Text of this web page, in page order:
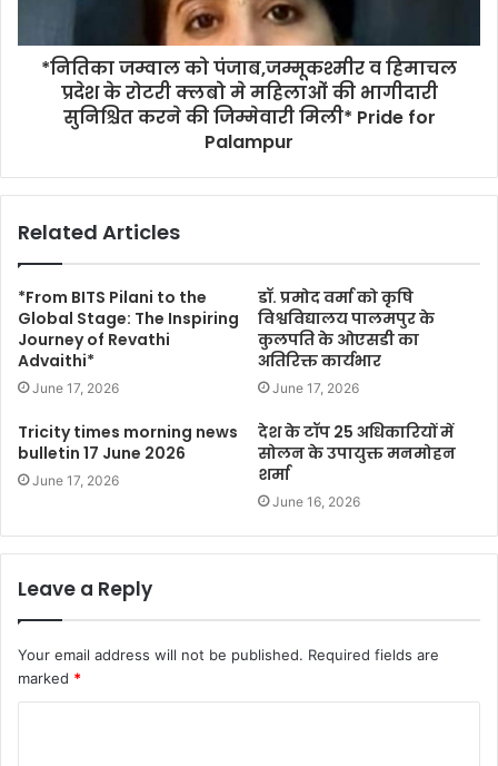
*नितिका जम्वाल को पंजाब,जम्मूकश्मीर व हिमाचल
प्रदेश के रोटरी क्लबो मे महिलाओं की भागीदारी
सुनिश्चित करने की जिम्मेवारी मिली* Pride for
Palampur
Related Articles
*From BITS Pilani to the
Global Stage: The Inspiring
Journey of Revathi
Advaithi*
June 17, 2026
डॉ. प्रमोद वर्मा को कृषि
विश्वविद्यालय पालमपुर के
कुलपति के ओएसडी का
अतिरिक्त कार्यभार
June 17, 2026
Tricity times morning news
bulletin 17 June 2026
June 17, 2026
देश के टॉप 25 अधिकारियों में
सोलन के उपायुक्त मनमोहन
शर्मा
June 16, 2026
Leave a Reply
Your email address will not be published. Required fields are
marked *